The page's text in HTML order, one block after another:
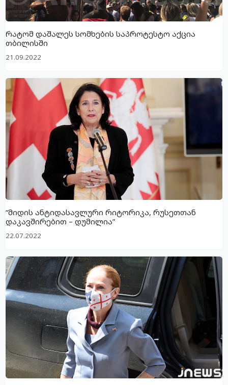
რატომ დაშალეს სომხების საპროტესტო აქცია
თბილისში
21.09.2022
“მიდის ანტიდასავლური რიტორიკა, რუსეთთან
დაკავშირებით – დუმილია”
22.07.2022